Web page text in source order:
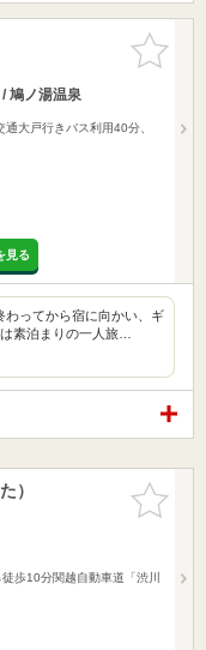
お気に入
りに追加
鳩ノ湯温泉
大戸行きバス利用40分、
見る
わってから宿に向かい、ギ
素泊まりの一人旅…
お気に入
りに追加
）
歩10分関越自動車道「渋川